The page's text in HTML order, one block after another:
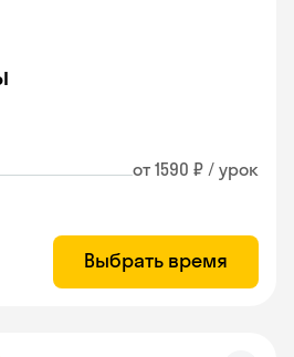
от 1590 ₽ / урок
Выбрать время